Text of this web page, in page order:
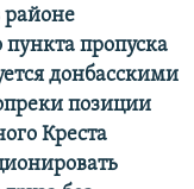
районе
пропуска
донбасскими
позиции
Креста